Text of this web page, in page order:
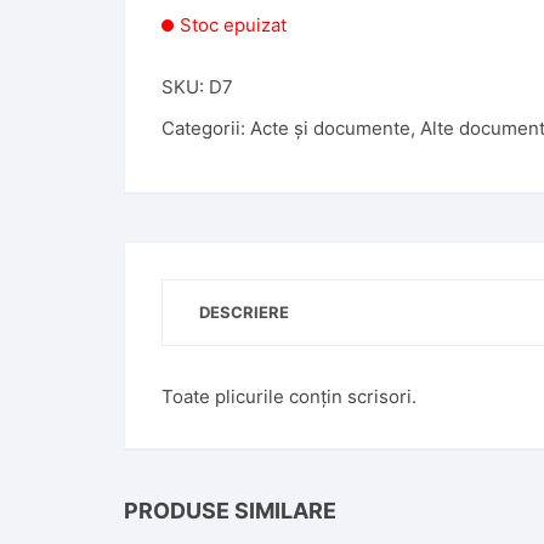
Stoc epuizat
SKU: D7
Categorii: Acte și documente, Alte
DESCRIERE
Toate plicurile conțin scrisori.
PRODUSE SIMILARE